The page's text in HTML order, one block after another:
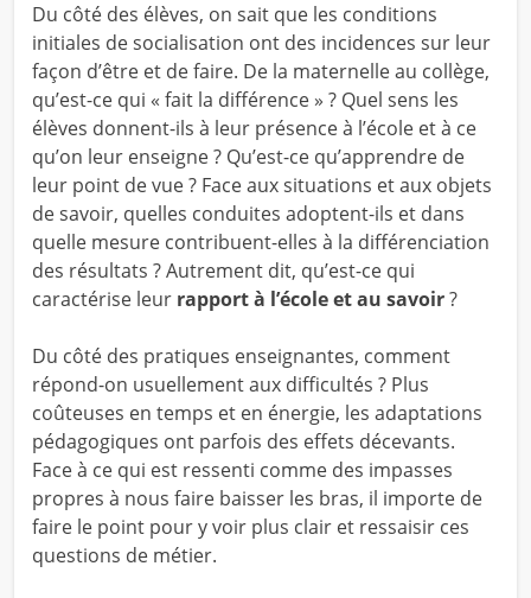
Du côté des élèves, on sait que les conditions
initiales de socialisation ont des incidences sur leur
façon d’être et de faire. De la maternelle au collège,
qu’est-ce qui « fait la différence » ? Quel sens les
élèves donnent-ils à leur présence à l’école et à ce
qu’on leur enseigne ? Qu’est-ce qu’apprendre de
leur point de vue ? Face aux situations et aux objets
de savoir, quelles conduites adoptent-ils et dans
quelle mesure contribuent-elles à la différenciation
des résultats ? Autrement dit, qu’est-ce qui
caractérise leur rapport à l’école et au savoir?
Du côté des pratiques enseignantes, comment
répond-on usuellement aux difficultés ? Plus
coûteuses en temps et en énergie, les adaptations
pédagogiques ont parfois des effets décevants.
Face à ce qui est ressenti comme des impasses
propres à nous faire baisser les bras, il importe de
faire le point pour y voir plus clair et ressaisir ces
questions de métier.